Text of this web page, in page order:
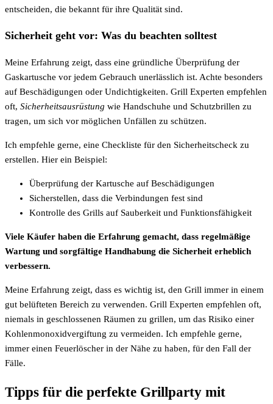
entscheiden, die bekannt für ihre Qualität sind.
Sicherheit geht vor: Was du beachten solltest
Meine Erfahrung zeigt, dass eine gründliche Überprüfung der
Gaskartusche vor jedem Gebrauch unerlässlich ist. Achte besonders
auf Beschädigungen oder Undichtigkeiten. Grill Experten empfehlen
oft, Sicherheitsausrüstung wie Handschuhe und Schutzbrillen zu
tragen, um sich vor möglichen Unfällen zu schützen.
Ich empfehle gerne, eine Checkliste für den Sicherheitscheck zu
erstellen. Hier ein Beispiel:
Überprüfung der Kartusche auf Beschädigungen
Sicherstellen, dass die Verbindungen fest sind
Kontrolle des Grills auf Sauberkeit und Funktionsfähigkeit
Viele Käufer haben die Erfahrung gemacht, dass regelmäßige
Wartung und sorgfältige Handhabung die Sicherheit erheblich
verbessern.
Meine Erfahrung zeigt, dass es wichtig ist, den Grill immer in einem
gut belüfteten Bereich zu verwenden. Grill Experten empfehlen oft,
niemals in geschlossenen Räumen zu grillen, um das Risiko einer
Kohlenmonoxidvergiftung zu vermeiden. Ich empfehle gerne,
immer einen Feuerlöscher in der Nähe zu haben, für den Fall der
Fälle.
Tipps für die perfekte Grillparty mit